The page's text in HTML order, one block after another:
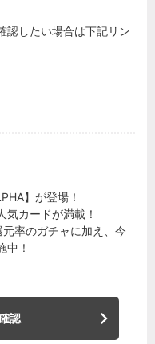
認したい場合は下記リン
】が登場！
気カードが満載！
率のガチャに加え、今
中！
認